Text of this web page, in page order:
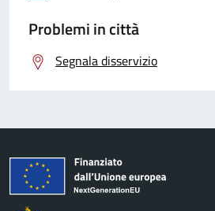
Problemi in città
Segnala disservizio